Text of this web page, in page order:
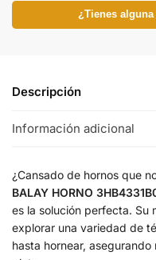
¿Tienes alguna
Descripción
Información adicional
¿Cansado de hornos que
BALAY HORNO
es la solución perfecta. Su
explorar una variedad de
hasta hornear,